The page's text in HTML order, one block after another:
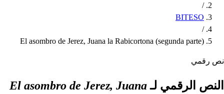
/
BITESO
/
El asombro de Jerez, Juana la Rabicortona (segunda parte)
نص رقمي
النص الرقمي لـEl asombro de Jerez, Juana